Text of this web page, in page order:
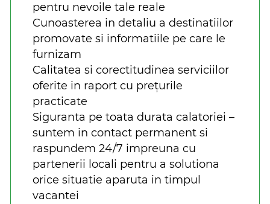
pentru nevoile tale reale
Cunoasterea in detaliu a destinatiilor
promovate si informatiile pe care le
furnizam
Calitatea si corectitudinea serviciilor
oferite in raport cu prețurile
practicate
Siguranta pe toata durata calatoriei –
suntem in contact permanent si
raspundem 24/7 impreuna cu
partenerii locali pentru a solutiona
orice situatie aparuta in timpul
vacantei